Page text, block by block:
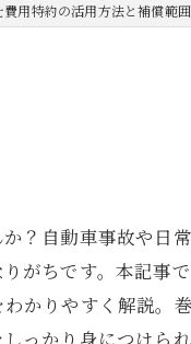
用特約の活用方法と補償範
？自動車事故や日
がちです。本記事
かりやすく解説。
っかり身につけられ